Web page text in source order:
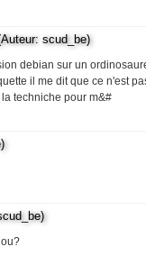
scud_be)
debian sur un
il me dit que ce n'est
techniche pour m&#